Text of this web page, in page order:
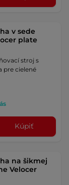
v sede
plate
stroj s
pre cielené
Kúpiť
na šikmej
Velocer